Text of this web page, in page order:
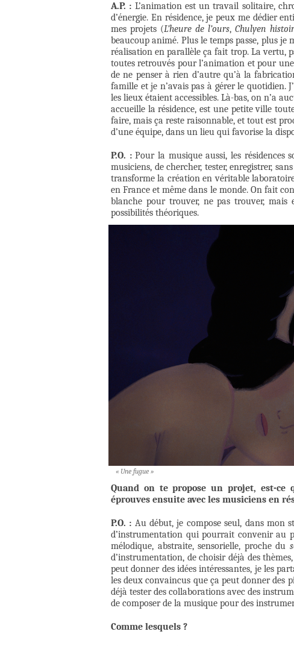
A.P. : L’animation est un travail solitaire,
d’énergie. En résidence, je peux me dédier
mes projets (L’heure de l’ours, Chulyen
beaucoup animé. Plus le temps passe, plus je
réalisation en parallèle ça fait trop. La vertu,
toutes retrouvés pour l’animation et pour une
de ne penser à rien d’autre qu’à la
famille et je n’avais pas à gérer le quotidien.
les lieux étaient accessibles. Là-bas, on n’a
accueille la résidence, est une petite ville
faire, mais ça reste raisonnable, et tout est
d’une équipe, dans un lieu qui favorise la
P.O. :Pour la musique aussi, les résidences
musiciens, de chercher, tester, enregistrer,
transforme la création en véritable
en France et même dans le monde. On fait
blanche pour trouver, ne pas trouver, mais
possibilités théoriques.
« Une fugue »
Quand on te propose un projet, est-ce
éprouves ensuite avec les musiciens en
P.O. : Au début, je compose seul, dans mon
d’instrumentation qui pourrait convenir au
mélodique, abstraite, sensorielle, proche du
d’instrumentation, de choisir déjà des
peut donner des idées intéressantes, je les
les deux convaincus que ça peut donner des
déjà tester des collaborations avec des
de composer de la musique pour des
Comme lesquels ?